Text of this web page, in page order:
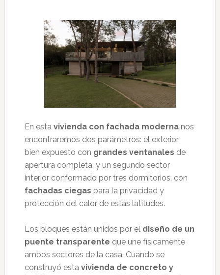
En esta vivienda con fachada modernanos
encontraremos dos parámetros: el exterior
bien expuesto con grandes ventanales de
apertura completa; y un segundo sector
interior conformado por tres dormitorios, con
fachadas ciegas para la privacidad y
protección del calor de estas latitudes.
Los bloques están unidos por el diseño de un
puente transparente que une físicamente
ambos sectores de la casa. Cuando se
construyó esta vivienda de concreto y